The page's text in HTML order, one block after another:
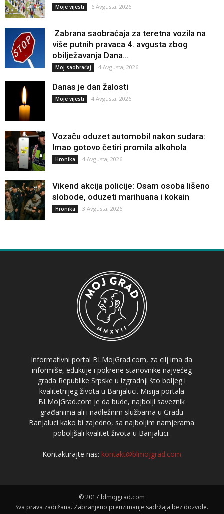
Moje vijesti 6 Avgusta, 2026
Zabrana saobraćaja za teretna vozila na
više putnih pravaca 4. avgusta zbog
obilježavanja Dana...
Moj saobraćaj 4 Avgusta, 2026
Danas je dan žalosti
Moje vijesti 4 Avgusta, 2026
Vozaču oduzet automobil nakon sudara:
Imao gotovo četiri promila alkohola
Hronika 4 Avgusta, 2026
Vikend akcija policije: Osam osoba lišeno
slobode, oduzeti marihuana i kokain
Hronika 3 Avgusta, 2026
Informativni portal BLMojGrad.com, za cilj ima da
informiše, edukuje i pokrene stanovnike najvećeg
grada Republike Srpske u izgradnji što boljeg i
kvalitetnijeg života u Banjaluci. Misija portala
BLMojGrad.com je da bude, najbolji saveznik
građanima ali i nadležnim službama u Gradu
Banjaluci kako bi zajedno, sa najboljim namjerama
poboljšali kvalitet života u Banjaluci.
Kontaktirajte nas: kontakt@blmojgrad.com
© 2017 blmojgrad.com
Sva prava zadržana. Zabranjeno preuzimanje sadržaja bez dozvole.